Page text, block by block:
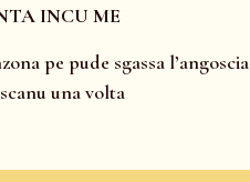
INCU ME
pe pude sgassa l’angoscia
una volta